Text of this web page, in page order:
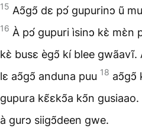
15 Aↄ̃gↄ̃ dɛ pↄ́ gupurinↄ ũ
16 À pↄ́ gupuri ìsinↄ kɛ̀ mɛ̀n
kɛ̀ busɛ ègↄ̃ kí blee gwãavĩ.
lɛ aↄ̃gↄ̃ anduna puu 18 aↄ̃gↄ̃
gupura kɛ̃ɛkↄ̃a kↄ̃n
à gurↄ siigↄ̃deen gwe.